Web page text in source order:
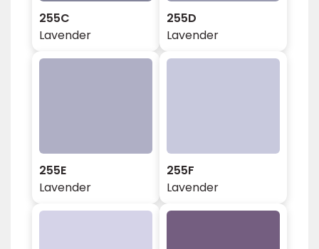
255C
Lavender
255D
Lavender
255E
Lavender
255F
Lavender